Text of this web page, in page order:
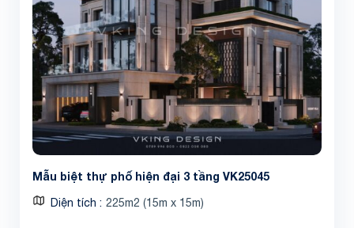
Mẫu biệt thự phố hiện đại 3 tầng VK25045
Diện tích 225m2 (15m x 15m)